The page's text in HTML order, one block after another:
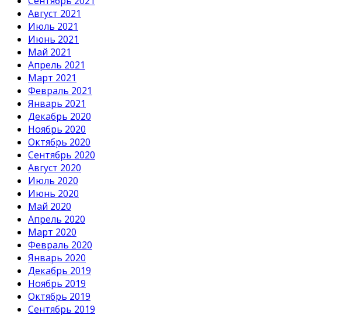
Август 2021
Июль 2021
Июнь 2021
Май 2021
Апрель 2021
Март 2021
Февраль 2021
Январь 2021
Декабрь 2020
Ноябрь 2020
Октябрь 2020
Сентябрь 2020
Август 2020
Июль 2020
Июнь 2020
Май 2020
Апрель 2020
Март 2020
Февраль 2020
Январь 2020
Декабрь 2019
Ноябрь 2019
Октябрь 2019
Сентябрь 2019